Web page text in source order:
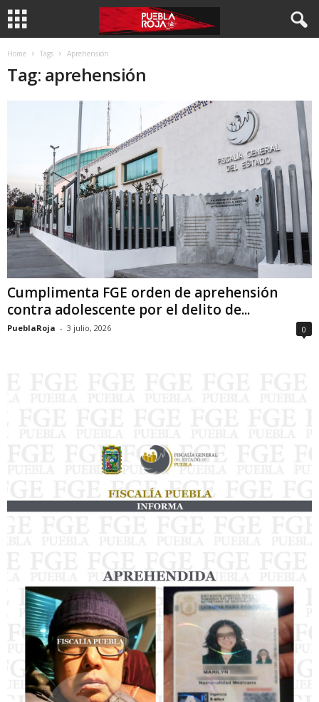
Home Tags Aprehensión
Tag: aprehensión
Cumplimenta FGE orden de aprehensión
contra adolescente por el delito de...
PueblaRoja - 3 julio, 2026 0